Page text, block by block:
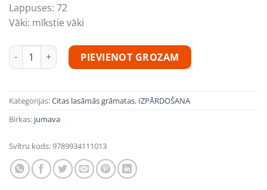
Lappuses: 72
Vāki: mīkstie vāki
Krastiņa-Indāne Kristīne "Šūsim kopā! Pašu gatavotas
PIEVIENOT GROZAM
Kategorijas:Citas lasāmās grāmatas, IZPĀRDOŠANA
Birkas: jumava
Svītru kods:9789934111013